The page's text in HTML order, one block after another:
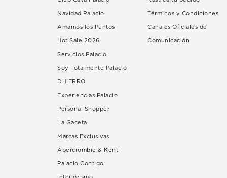
Navidad Palacio
Amamos los Puntos
Hot Sale 2026
Servicios Palacio
Soy Totalmente Palacio
DHIERRO
Experiencias Palacio
Personal Shopper
La Gaceta
Marcas Exclusivas
Abercrombie & Kent
Palacio Contigo
Términos y Condiciones
Canales Oficiales de
Comunicación